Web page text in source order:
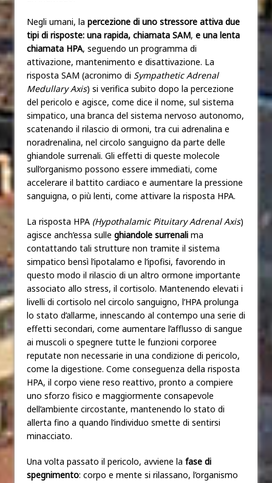
Negli umani, la percezione di uno stressore attiva due
tipi di risposte: una rapida, chiamata SAM, e una lenta
chiamata HPA, seguendo un programma di
attivazione, mantenimento e disattivazione. La
risposta SAM (acronimo di Sympathetic Adrenal
Medullary Axis) si verifica subito dopo la percezione
del pericolo e agisce, come dice il nome, sul sistema
simpatico, una branca del sistema nervoso autonomo,
scatenando il rilascio di ormoni, tra cui adrenalina e
noradrenalina, nel circolo sanguigno da parte delle
ghiandole surrenali. Gli effetti di queste molecole
sull’organismo possono essere immediati, come
accelerare il battito cardiaco e aumentare la pressione
sanguigna, o più lenti, come attivare la risposta HPA.
La risposta HPA (Hypothalamic Pituitary Adrenal Axis)
agisce anch’essa sulle ghiandole surrenali ma
contattando tali strutture non tramite il sistema
simpatico bensì l’ipotalamo e l’ipofisi, favorendo in
questo modo il rilascio di un altro ormone importante
associato allo stress, il cortisolo. Mantenendo elevati i
livelli di cortisolo nel circolo sanguigno, l’HPA prolunga
lo stato d’allarme, innescando al contempo una serie di
effetti secondari, come aumentare l’afflusso di sangue
ai muscoli o spegnere tutte le funzioni corporee
reputate non necessarie in una condizione di pericolo,
come la digestione. Come conseguenza della risposta
HPA, il corpo viene reso reattivo, pronto a compiere
uno sforzo fisico e maggiormente consapevole
dell’ambiente circostante, mantenendo lo stato di
allerta fino a quando l’individuo smette di sentirsi
minacciato.
Una volta passato il pericolo, avviene la fase di
spegnimento: corpo e mente si rilassano, l’organismo